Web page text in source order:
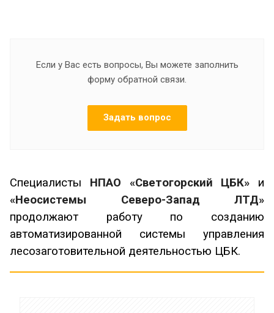
Если у Вас есть вопросы, Вы можете заполнить
форму обратной связи.
Задать вопрос
Специалисты НПАО «Светогорский ЦБК» и
«Неосистемы Северо-Запад ЛТД»
продолжают работу по созданию
автоматизированной системы управления
лесозаготовительной деятельностью ЦБК.